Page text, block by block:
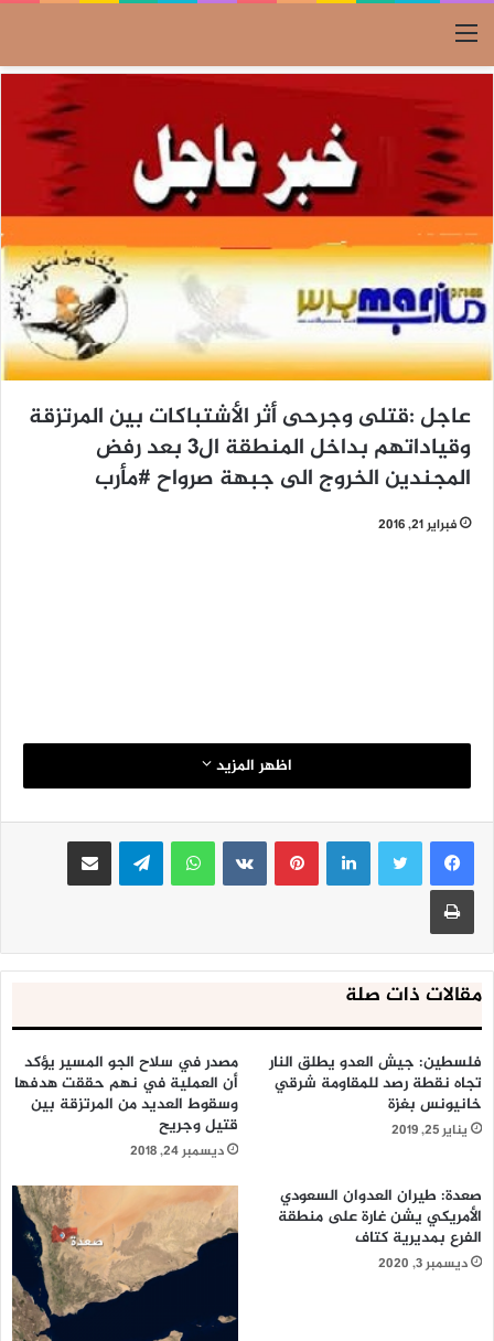
القائمة
عاجل :قتلى وجرحى أثر الأشتباكات بين المرتزقة
وقياداتهم بداخل المنطقة ال3 بعد رفض
المجندين الخروج الى جبهة صرواح #مأرب
فبراير 21, 2016
اظهر المزيد
لينكدإنبينتيريست واتساب تيلقرام مشاركة عبر البريد
طباعة
مقالات ذات صلة
فلسطين: جيش العدو يطلق النار
تجاه نقطة رصد للمقاومة شرقي
خانيونس بغزة
يناير 25, 2019
مصدر في سلاح الجو المسير يؤكد
أن العملية في نهم حققت هدفها
وسقوط العديد من المرتزقة بين
قتيل وجريح
ديسمبر 24, 2018
صعدة: طيران العدوان السعودي
الأمريكي يشن غارة على منطقة
الفرع بمديرية كتاف
ديسمبر 3, 2020